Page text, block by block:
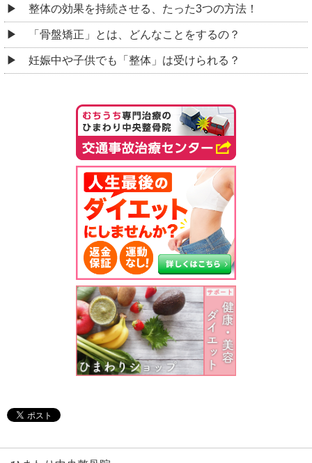
整体の効果を持続させる、たった3つの方法！
「骨盤矯正」とは、どんなことをするの？
妊娠中や子供でも「整体」は受けられる？